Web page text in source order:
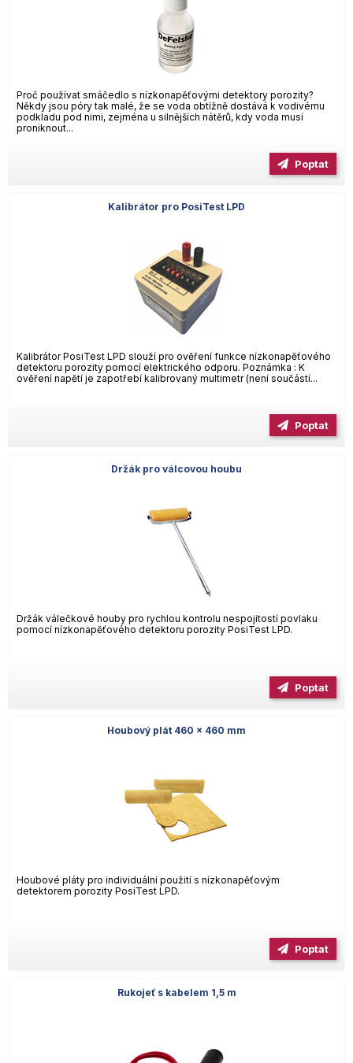
Proč používat smáčedlo s nízkonapěťovými detektory porozity?
Někdy jsou póry tak malé, že se voda obtížně dostává k vodivému
podkladu pod nimi, zejména u silnějších nátěrů, kdy voda musí
proniknout...
Poptat
Kalibrátor pro PosiTest LPD
Kalibrátor PosiTest LPD slouží pro ověření funkce nízkonapěťového
detektoru porozity pomocí elektrického odporu. Poznámka : K
ověření napětí je zapotřebí kalibrovaný multimetr (není součástí...
Poptat
Držák pro válcovou houbu
Držák válečkové houby pro rychlou kontrolu nespojitostí povlaku
pomocí nízkonapěťového detektoru porozity PosiTest LPD.
Poptat
Houbový plát 460 x 460 mm
Houbové pláty pro individuální použití s nízkonapěťovým
detektorem porozity PosiTest LPD.
Poptat
Rukojeť s kabelem 1,5 m